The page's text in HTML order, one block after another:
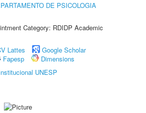
DE PSICOLOGIA
Category: RDIDP Academic
Lattes
Google Scholar
Fapesp
Dimensions
UNESP